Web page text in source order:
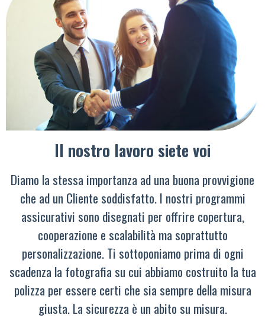
Il nostro lavoro siete voi
Diamo la stessa importanza ad una buona provvigione
che ad un Cliente soddisfatto. I nostri programmi
assicurativi sono disegnati per offrire copertura,
cooperazione e scalabilità ma soprattutto
personalizzazione. Ti sottoponiamo prima di ogni
scadenza la fotografia su cui abbiamo costruito la tua
polizza per essere certi che sia sempre della misura
giusta. La sicurezza è un abito su misura.